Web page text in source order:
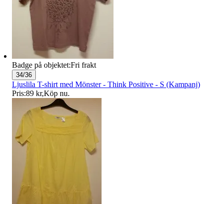
Badge på objektet:Fri frakt
34/36
Ljuslila T-shirt med Mönster - Think Positive - S (Kampanj)
Pris:89 kr,Köp nu.